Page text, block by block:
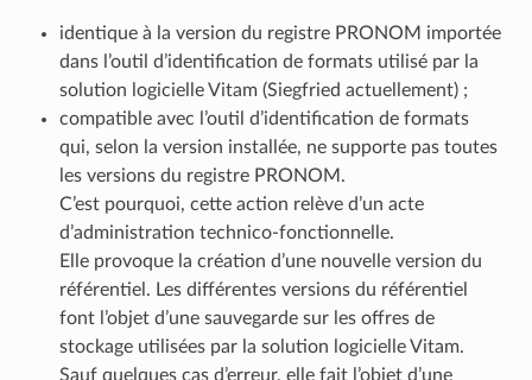
identique à la version du registre PRONOM importée
dans l’outil d’identification de formats utilisé par la
solution logicielle Vitam (Siegfried actuellement) ;
compatible avec l’outil d’identification de formats
qui, selon la version installée, ne supporte pas toutes
les versions du registre PRONOM.
C’est pourquoi, cette action relève d’un acte
d’administration technico-fonctionnelle.
Elle provoque la création d’une nouvelle version du
référentiel. Les différentes versions du référentiel
font l’objet d’une sauvegarde sur les offres de
stockage utilisées par la solution logicielle Vitam.
Sauf quelques cas d’erreur, elle fait l’objet d’une